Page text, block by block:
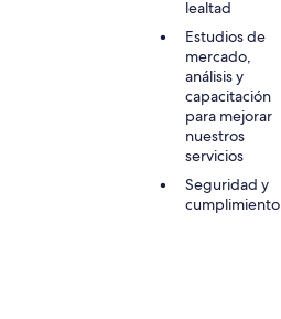
lealtad
Estudios de
mercado,
análisis y
capacitación
para mejorar
nuestros
servicios
Seguridad y
cumplimiento